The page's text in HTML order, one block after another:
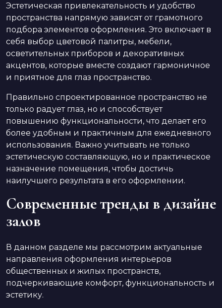
Эстетическая привлекательность и удобство
пространства напрямую зависят от грамотного
подбора элементов оформления. Это включает в
себя выбор цветовой палитры, мебели,
осветительных приборов и декоративных
акцентов, которые вместе создают гармоничное
и приятное для глаз пространство.
Правильно спроектированное пространство не
только радует глаз, но и способствует
повышению функциональности, что делает его
более удобным и практичным для ежедневного
использования. Важно учитывать не только
эстетическую составляющую, но и практическое
назначение помещения, чтобы достичь
наилучшего результата в его оформлении.
Современные тренды в дизайне
залов
В данном разделе мы рассмотрим актуальные
направления оформления интерьеров
общественных и жилых пространств,
подчеркивающие комфорт, функциональность и
эстетику.